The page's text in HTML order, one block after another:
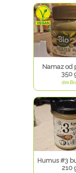
Namaz od
350
Humus #3
210